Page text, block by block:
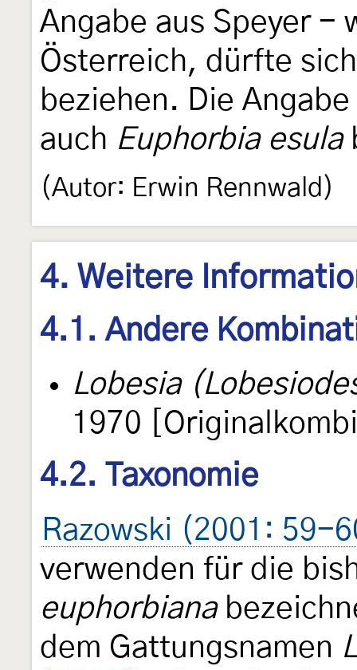
Angabe aus Speyer -
Österreich, dürfte
beziehen. Die
auch Euphorbia esula
(Autor: Erwin Rennwald)
4. Weitere
4.1. Andere
Lobesia
1970
4.2. Taxonomie
Razowski (2001: 59-
verwenden für die
euphorbiana
dem Gattungsnamen